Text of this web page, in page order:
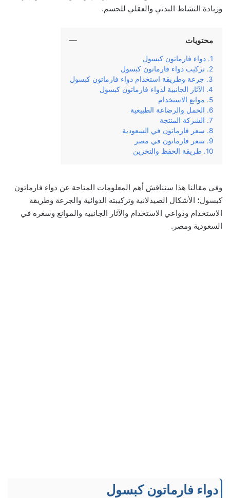
وزيادة النشاط البدني والعقلي للجسم.
محتويات
دواء فارماتون كبسول
تركيب دواء فارماتون كبسول
جرعة وطريقة استخدام دواء فارماتون كبسول
الآثار الجانبية لدواء فارماتون كبسول
موانع الاستخدام
الحمل والرضاعة الطبيعية
الشركة المنتجة
سعر فارماتون في السعودية
سعر فارماتون في مصر
طريقة الحفظ والتخزين
وفي مقالنا هذا سنناقش أهم المعلومات المتاحة عن دواء فارماتون
كبسول؛ الأشكال الصيدلانية وتركيبته الدوائية والجرعة وطريقة
الاستخدام ودواعي الاستخدام والآثار الجانبية والموانع وسعره في
السعودية ومصر.
دواء فارماتون كبسول